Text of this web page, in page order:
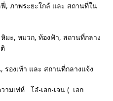
ามเท่ห์ โอ๋-เอก-เจน ( เอก